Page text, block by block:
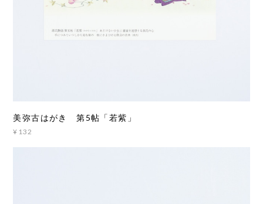
美弥古はがき 第5帖「若紫」
¥132